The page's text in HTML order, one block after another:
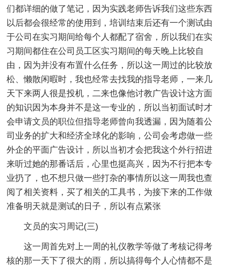
们都详细的做了笔记，因为实践老师告诉我们这些东西
以后都会很经常的使用到，培训结束后还有一个测试由
于公司在实习期间给每个人都配了宿舍，所以我们在实
习期间都住在公司员工区实习期间的每天晚上比较自
由，因为并没有布置什么任务，所以这一周过的比较放
松、懒散闲暇时，我也经常去找我的指导老师，一来几
天下来两人很是投机，二来也像他讨教广告设计这方面
的知识因为本身并不是这一专业的，所以当初面试时才
会申请文员的职位但指导老师曾向我透漏，因为随着公
司业务的扩大和经济全球化的影响，公司会考虑做一些
外企的平面广告设计，所以当初才会把我这个外行招进
来听过她的那番话后，心里也挺高兴，因为不行把本专
业扔了，也不想只做一些打杂的事情所以这一周我也查
阅了相关资料，买了相关的工具书，为接下来的工作做
准备明天就是测试的日子，所以有点紧张
文员的实习周记(三)
这一周首先对上一周的礼仪教学等做了考核记得考
核的那一天下了很大的雨，所以搞得每个人心情都不是